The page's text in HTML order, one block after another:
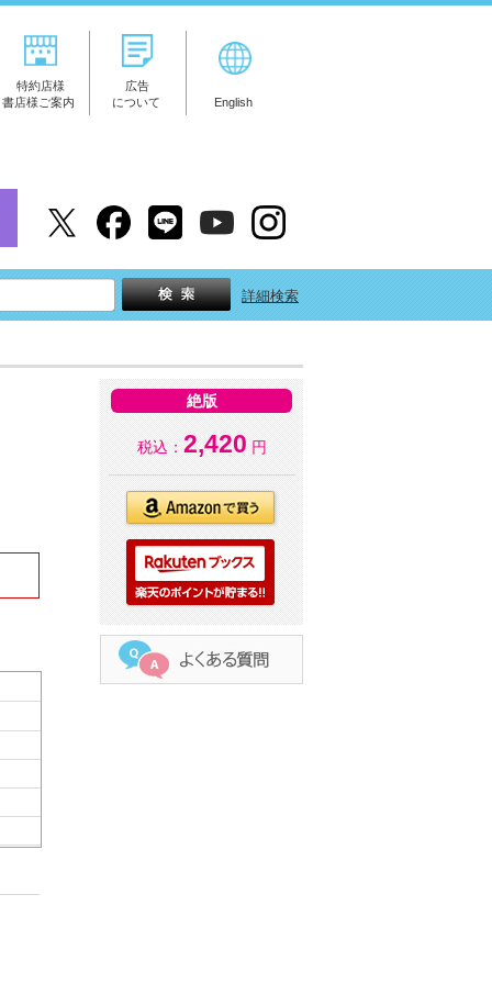
特約店様
書店様ご案内
広告
について
English
詳細検索
絶版
税込： 2,420 円